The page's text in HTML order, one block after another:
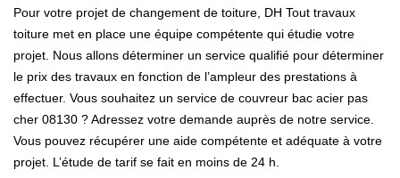
Pour votre projet de changement de toiture, DH Tout travaux
toiture met en place une équipe compétente qui étudie votre
projet. Nous allons déterminer un service qualifié pour déterminer
le prix des travaux en fonction de l’ampleur des prestations à
effectuer. Vous souhaitez un service de couvreur bac acier pas
cher 08130 ? Adressez votre demande auprès de notre service.
Vous pouvez récupérer une aide compétente et adéquate à votre
projet. L’étude de tarif se fait en moins de 24 h.